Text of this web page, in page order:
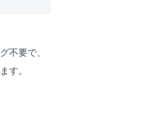
不要で、
す。